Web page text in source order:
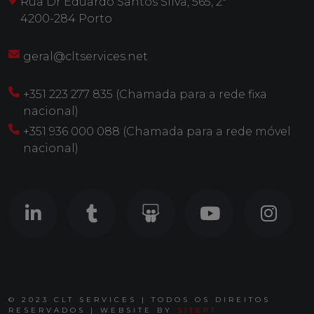
4200-284 Porto
geral@cltservices.net
+351 223 277 835 (Chamada para a rede fixa
nacional)
+351 936 000 088 (Chamada para a rede móvel
nacional)
© 2023 CLT SERVICES | TODOS OS DIREITOS
RESERVADOS | WEBSITE BY SITEPT